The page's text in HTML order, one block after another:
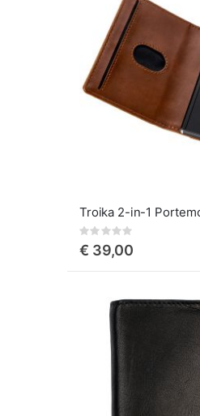
Rating:
€ 39,00